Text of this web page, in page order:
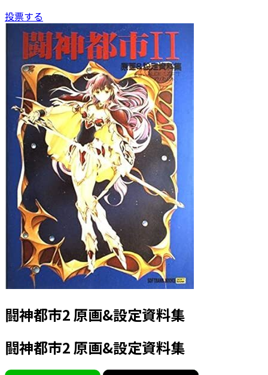
投票する
闘神都市2 原画&設定資料集
闘神都市2 原画&設定資料集